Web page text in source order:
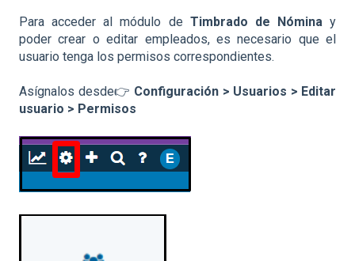
Para acceder al módulo de Timbrado de Nóminay
poder crear o editar empleados, es necesario que el
usuario tenga los permisos correspondientes.
Asígnalos desde👉 Configuración > Usuarios > Editar
usuario > Permisos